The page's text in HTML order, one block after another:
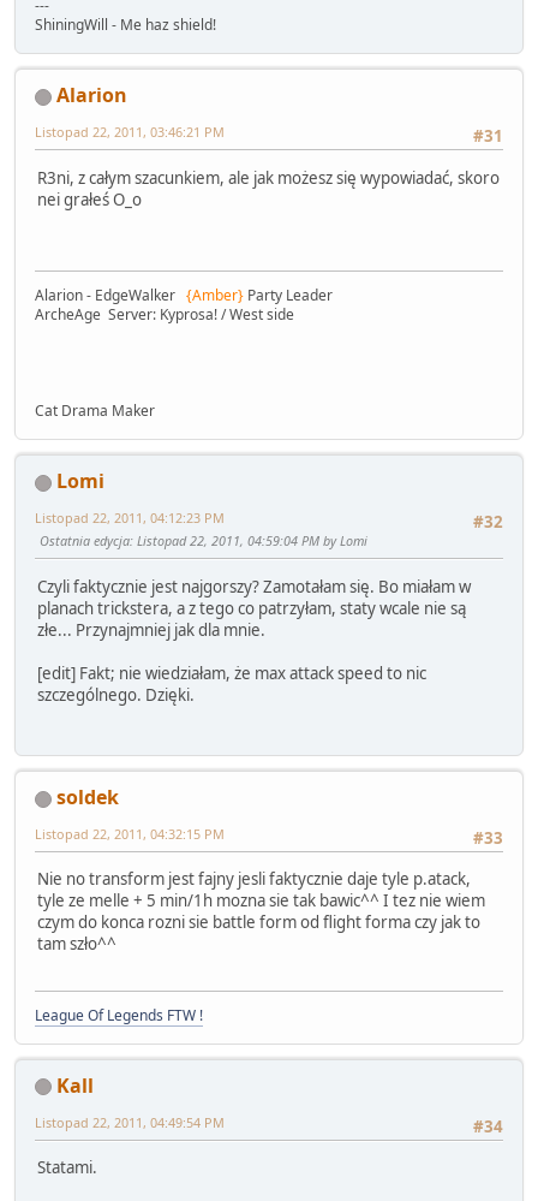
---
ShiningWill - Me haz shield!
Alarion
#31
Listopad 22, 2011, 03:46:21 PM
R3ni, z całym szacunkiem, ale jak możesz się wypowiadać, skoro
nei grałeś O_o
Alarion - EdgeWalker {Amber} Party Leader
ArcheAge Server: Kyprosa! / West side
Cat Drama Maker
Lomi
#32
Listopad 22, 2011, 04:12:23 PM
Ostatnia edycja: Listopad 22, 2011, 04:59:04 PM by Lomi
Czyli faktycznie jest najgorszy? Zamotałam się. Bo miałam w
planach trickstera, a z tego co patrzyłam, staty wcale nie są
złe... Przynajmniej jak dla mnie.
[edit] Fakt; nie wiedziałam, że max attack speed to nic
szczególnego. Dzięki.
soldek
#33
Listopad 22, 2011, 04:32:15 PM
Nie no transform jest fajny jesli faktycznie daje tyle p.atack,
tyle ze melle + 5 min/1h mozna sie tak bawic^^ I tez nie wiem
czym do konca rozni sie battle form od flight forma czy jak to
tam szło^^
League Of Legends FTW !
Kall
#34
Listopad 22, 2011, 04:49:54 PM
Statami.